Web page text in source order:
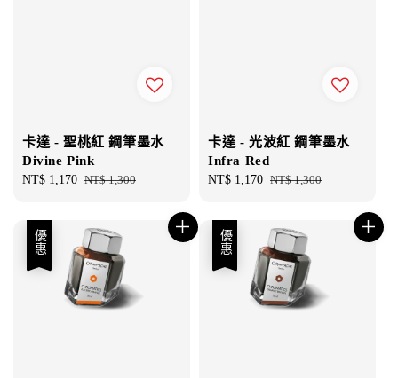
卡達 - 聖桃紅 鋼筆墨水
Divine Pink
Sale
NT$ 1,170 Regular
NT$ 1,300
卡達 - 光波紅 鋼筆墨水
Infra Red
Sale
NT$ 1,170 Regular
NT$ 1,300
優惠 優惠